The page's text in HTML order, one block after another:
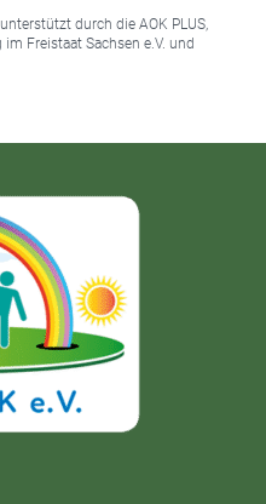
durch die AOK PLUS,
Freistaat Sachsen e.V. und